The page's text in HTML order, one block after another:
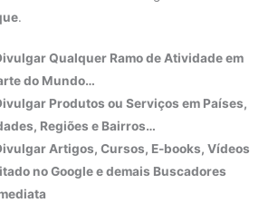
.
Qualquer Ramo de Atividade em
do Mundo…
Produtos ou Serviços em Países,
Regiões e Bairros…
Artigos, Cursos, E-books, Vídeos
no Google e demais Buscadores